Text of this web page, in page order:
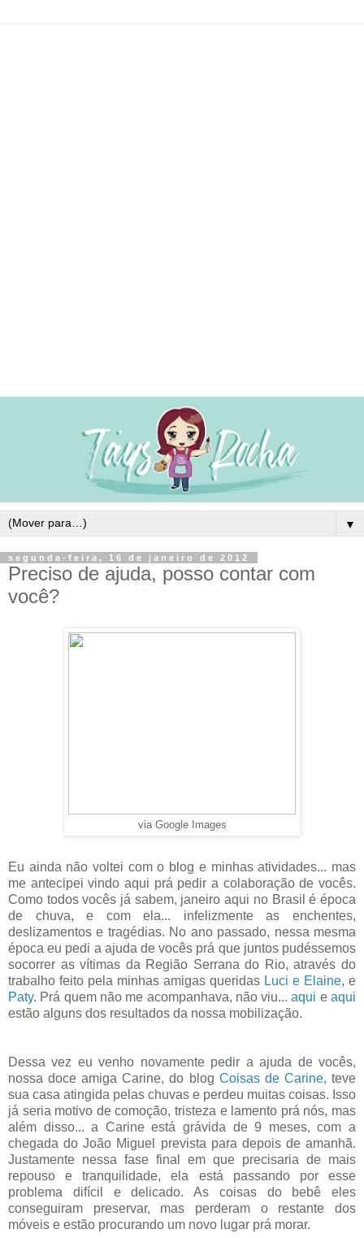
▼
segunda-feira, 16 de janeiro de 2012
Preciso de ajuda, posso contar com
você?
via Google Images
Eu ainda não voltei com o blog e minhas atividades... mas
me antecipei vindo aqui prá pedir a colaboração de vocês.
Como todos vocês já sabem, janeiro aqui no Brasil é época
de chuva, e com ela... infelizmente as enchentes,
deslizamentos e tragédias. No ano passado, nessa mesma
época eu pedi a ajuda de vocês prá que juntos pudéssemos
socorrer as vítimas da Região Serrana do Rio, através do
trabalho feito pela minhas amigas queridas Luci e Elaine, e
Paty. Prá quem não me acompanhava, não viu...aqui eaqui
estão alguns dos resultados da nossa mobilização.
Dessa vez eu venho novamente pedir a ajuda de vocês,
nossa doce amiga Carine, do blog Coisas de Carine, teve
sua casa atingida pelas chuvas e perdeu muitas coisas. Isso
já seria motivo de comoção, tristeza e lamento prá nós, mas
além disso... a Carine está grávida de 9 meses, com a
chegada do João Miguel prevista para depois de amanhã.
Justamente nessa fase final em que precisaria de mais
repouso e tranquilidade, ela está passando por esse
problema difícil e delicado. As coisas do bebê eles
conseguiram preservar, mas perderam o restante dos
móveis e estão procurando um novo lugar prá morar.